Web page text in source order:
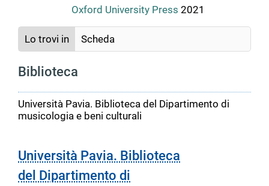
Oxford University Press 2021
Lo trovi in Scheda
Biblioteca
Università Pavia. Biblioteca del Dipartimento di
musicologia e beni culturali
Università Pavia. Biblioteca
del Dipartimento di